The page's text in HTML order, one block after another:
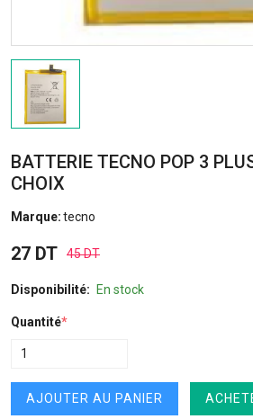
BATTERIE TECNO POP 3
CHOIX
Marque:tecno
27 DT 45 DT
Disponibilité: En stock
Quantité*
AJOUTER AU PANIER